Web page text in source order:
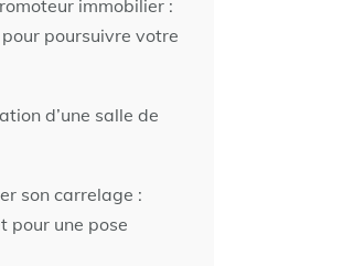
immobilier :
poursuivre votre
d’une salle de
son carrelage :
pour une pose